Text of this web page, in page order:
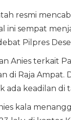
resmi
ini sempat
Pilpres
Anies terkait
di Raja Ampat.
ada keadilan di
kala